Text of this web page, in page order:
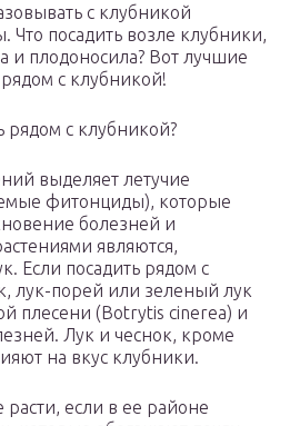
с клубникой
Что посадить возле клубники,
и плодоносила? Вот лучшие
с клубникой!
рядом с клубникой?
выделяет летучие
фитонциды), которые
болезней и
являются,
Если посадить рядом с
лук-порей или зеленый лук
плесени (Botrytis cinerea) и
Лук и чеснок, кроме
на вкус клубники.
если в ее районе